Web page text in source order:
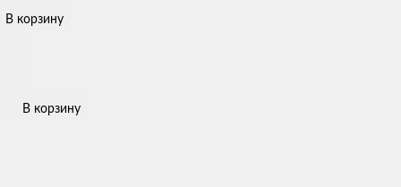
В корзину
В корзину